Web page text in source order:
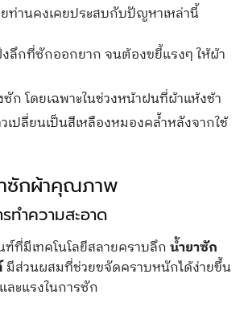
ท่านคงเคยประสบกับปัญหาเหล่านี้
ลึกที่ซักออกยาก จนต้องขยี้แรงๆ ให้ผ้า
ก โดยเฉพาะในช่วงหน้าฝนที่ผ้าแห้งช้า
เปลี่ยนเป็นสีเหลืองหมองคล้ำหลังจากใช้
ซักผ้าคุณภาพ
ทำความสะอาด
ที่มีเทคโนโลยีสลายคราบลึกน้ำยาซัก
มีส่วนผสมที่ช่วยขจัดคราบหนักได้ง่ายขึ้น
ละแรงในการซัก